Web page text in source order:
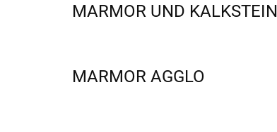
MARMOR UND KALKSTEIN
MARMOR AGGLO